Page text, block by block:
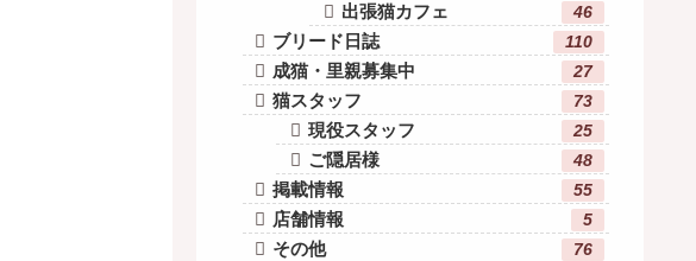
出張猫カフェ 46
ブリード日誌 110
成猫・里親募集中 27
猫スタッフ 73
現役スタッフ 25
ご隠居様 48
掲載情報 55
店舗情報 5
その他 76